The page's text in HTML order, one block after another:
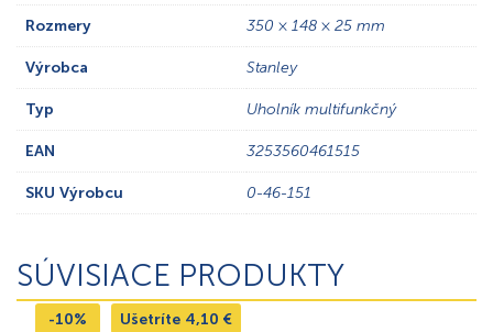
Rozmery 350 × 148 × 25 mm
Výrobca Stanley
Typ Uholník multifunkčný
EAN 3253560461515
SKU Výrobcu 0-46-151
SÚVISIACE PRODUKTY
-10% Ušetríte 4,10 €